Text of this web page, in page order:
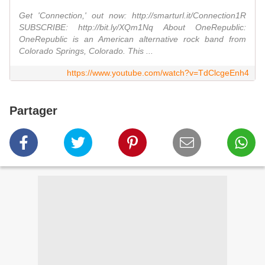
Get 'Connection,' out now: http://smarturl.it/Connection1R
SUBSCRIBE: http://bit.ly/XQm1Nq About OneRepublic:
OneRepublic is an American alternative rock band from
Colorado Springs, Colorado. This ...
https://www.youtube.com/watch?v=TdClcgeEnh4
Partager